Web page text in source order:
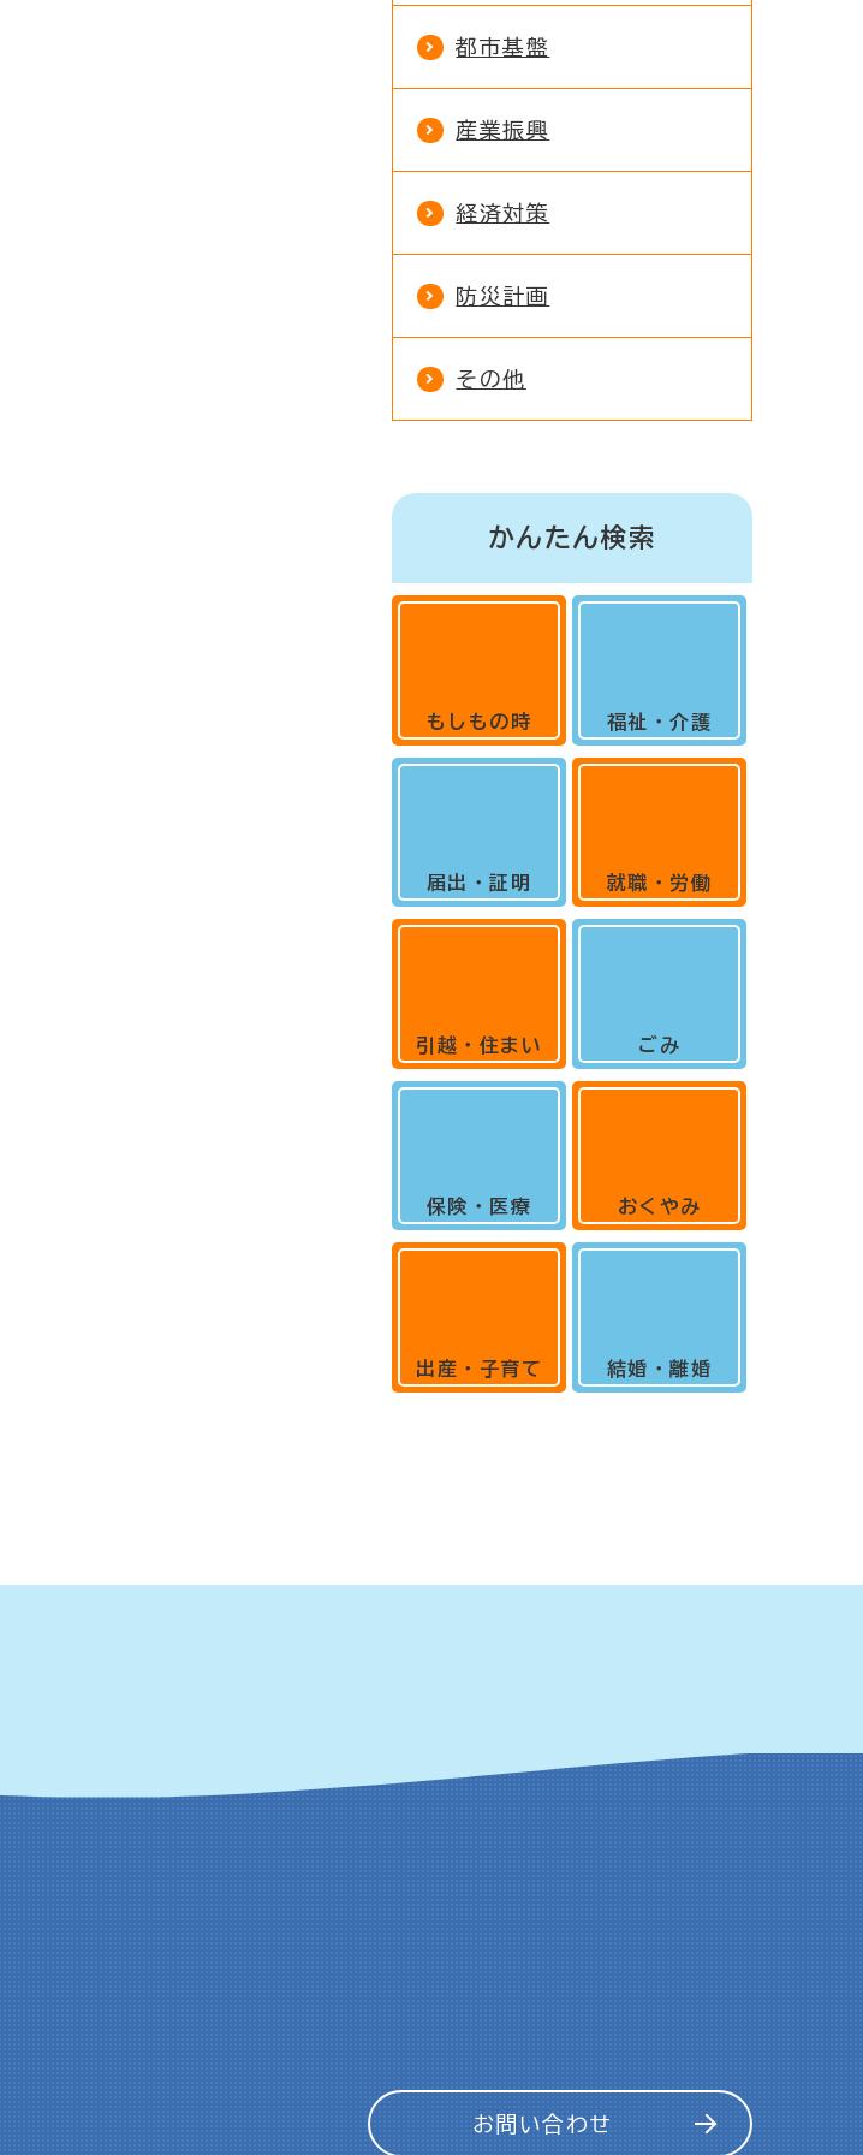
都市基盤
産業振興
経済対策
防災計画
その他
かんたん検索
もしもの時
届出・証明
引越・住まい
保険・医療
出産・子育て
福祉・介護
就職・労働
ごみ
おくやみ
結婚・離婚
お問い合わせ